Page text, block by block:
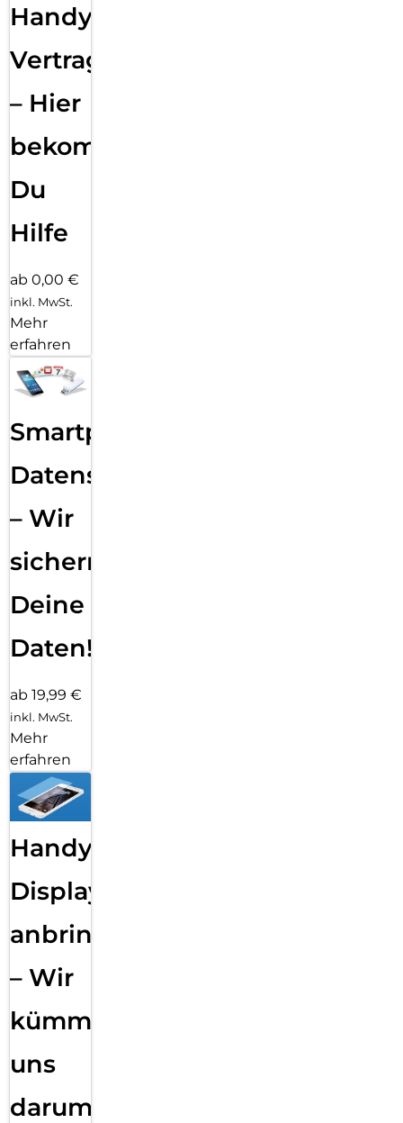
Handy
Vertragsabwicklung
– Hier
bekommst
Du
Hilfe
ab 0,00 €
inkl. MwSt.
Mehr
erfahren
Smartphone
Datensicherung
– Wir
sichern
Deine
Daten!
ab 19,99 €
inkl. MwSt.
Mehr
erfahren
Handy
Displayfolie
anbringen
– Wir
kümmern
uns
darum!